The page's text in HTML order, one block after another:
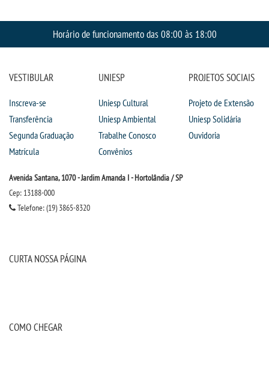
Horário de funcionamento das 08:00 às 18:00
VESTIBULAR
Inscreva-se
Transferência
Segunda Graduação
Matrícula
UNIESP
Uniesp Cultural
Uniesp Ambiental
Trabalhe Conosco
Convênios
PROJETOS SOCIAIS
Projeto de Extensão
Uniesp Solidária
Ouvidoria
Avenida Santana, 1070 - Jardim Amanda I - Hortolândia / SP
Cep: 13188-000
Telefone: (19) 3865-8320
CURTA NOSSA PÁGINA
COMO CHEGAR